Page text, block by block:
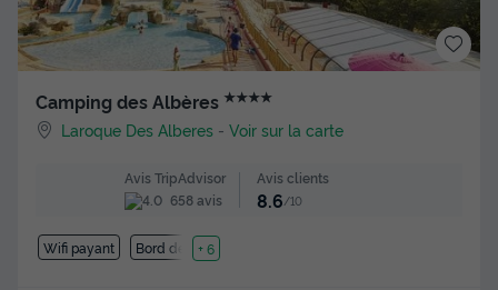
Camping des Albères ★★★★
Laroque Des Alberes -Voir sur la carte
Avis TripAdvisor
658 avis
Avis clients
8.6/10
Wifi payant Bord de mer
+ 6